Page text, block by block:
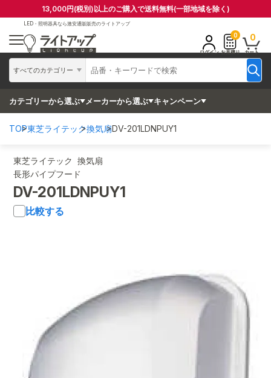
13,000円(税別)以上のご購入で送料無料(一部地域を除く)
LED・照明器具なら激安通販販売のライトアップ
すべてのカテゴリー
ログイン
0
お見積り
0
カート
カテゴリーから選ぶ メーカーから選ぶ キャンペーン
TOP東芝ライテック換気扇DV-201LDNPUY1
東芝ライテック 換気扇
長形パイプフード
DV-201LDNPUY1
比較する